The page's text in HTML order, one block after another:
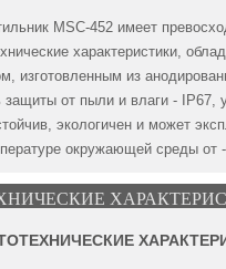
MSC-452 имеет
характеристики,
изготовленным из
защиты от пыли и влаги - IP67,
экологичен и может
окружающей среды от